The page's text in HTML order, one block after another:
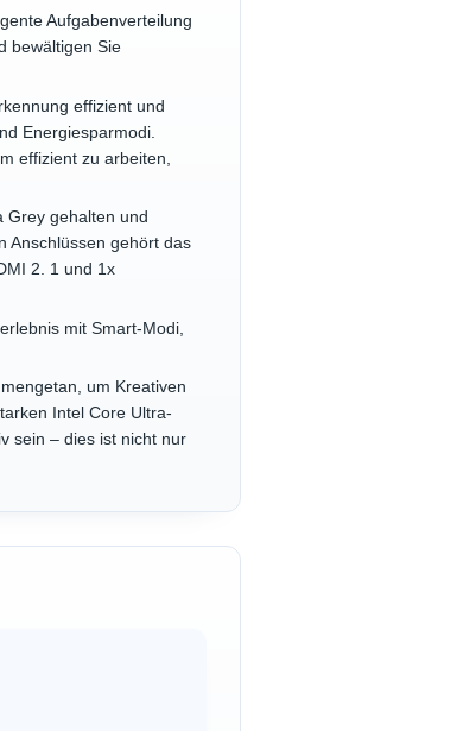
Aufgabenverteilung
bewältigen Sie
effizient und
Energiesparmodi.
effizient zu arbeiten,
Grey gehalten und
Anschlüssen gehört das
2. 1 und 1x
mit Smart-Modi,
um Kreativen
Intel Core Ultra-
sein – dies ist nicht nur